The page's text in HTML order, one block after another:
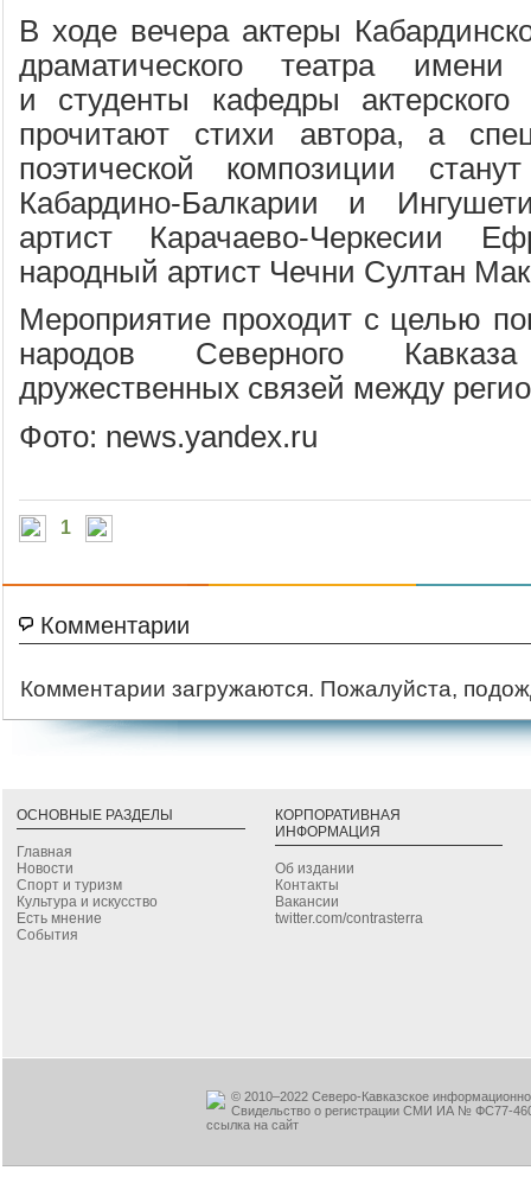
В ходе вечера актеры
драматического театра
и студенты кафедры
прочитают стихи автора, а
поэтической композиции
Кабардино-Балкарии и
артист Карачаево-Черкесии
народный артист Чечни Султан
Мероприятие проходит с целью
народов Северного
дружественных связей между
Фото: news.yandex.ru
1
Комментарии
Комментарии загружаются. Пожалуйста,
ОСНОВНЫЕ РАЗДЕЛЫ
Главная
Новости
Спорт и туризм
Культура и искусство
Есть мнение
События
КОРПОРАТИВНАЯ
ИНФОРМАЦИЯ
Об издании
Контакты
Вакансии
twitter.com/contrasterra
© 2010–2022 Северо-Кавказское
Свидельство о регистрации СМИ ИА № ФС77-
ссылка на сайт